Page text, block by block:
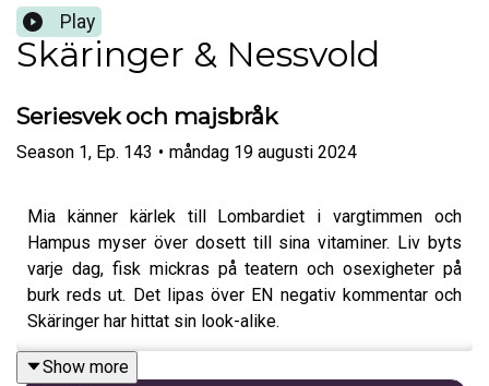
Play
Skäringer & Nessvold
Seriesvek och majsbråk
Season 1, Ep. 143 • måndag 19 augusti 2024
Mia känner kärlek till Lombardiet i vargtimmen och
Hampus myser över dosett till sina vitaminer. Liv byts
varje dag, fisk mickras på teatern och osexigheter på
burk reds ut. Det lipas över EN negativ kommentar och
Skäringer har hittat sin look-alike.
Show more